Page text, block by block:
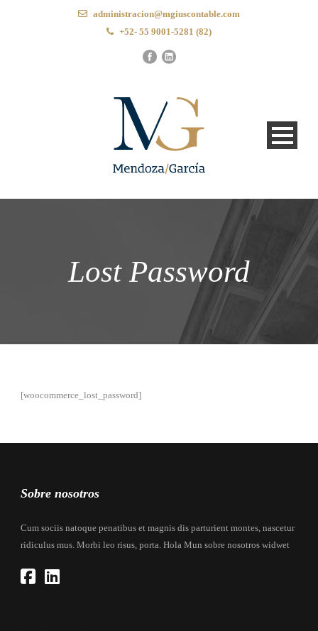
administracion@mgiuscontable.com
+52- 55 9001-5281 (82)
Lost Password
[woocommerce_lost_password]
Sobre nosotros
Cum sociis natoque penatibus et magnis dis parturient montes, nascetur
ridiculus mus. Morbi leo risus, porta. Hola Mun sobre nosotros widwet